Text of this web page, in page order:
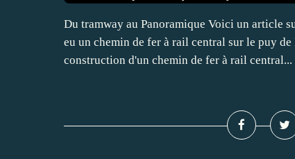
Du tramway au Panoramique Voici un article
eu un chemin de fer à rail central sur le puy
construction d'un chemin de fer à rail central...